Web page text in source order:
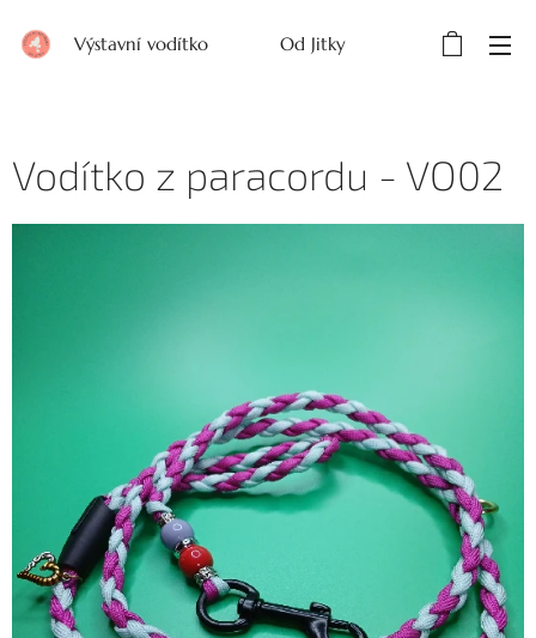
Výstavní vodítko Od Jitky
Vodítko z paracordu - VO02